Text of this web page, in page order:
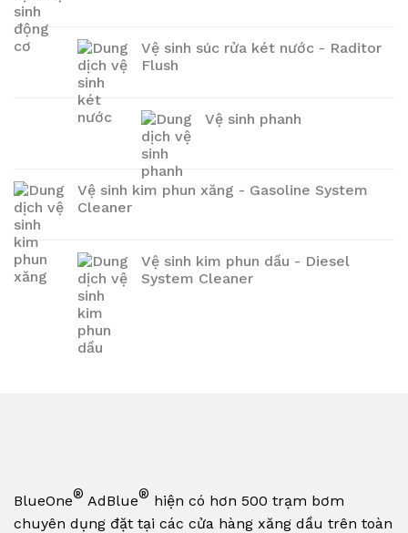
Vệ sinh súc rửa két nước - Raditor
Flush
Vệ sinh phanh
Vệ sinh kim phun xăng - Gasoline System
Cleaner
Vệ sinh kim phun dầu - Diesel
System Cleaner
BlueOne® AdBlue® hiện có hơn 500 trạm bơm
chuyên dụng đặt tại các cửa hàng xăng dầu trên toàn